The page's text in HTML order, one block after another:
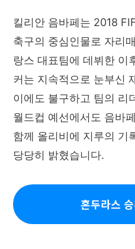
킬리안 음바페는 2018
축구의 중심인물로 자리
랑스 대표팀에 데뷔한 이
커는 지속적으로 눈부신
이에도 불구하고 팀의 리
월드컵 예선에서도 음바
함께 올리비에 지루의 기
당당히 밝혔습니다.
혼두라스